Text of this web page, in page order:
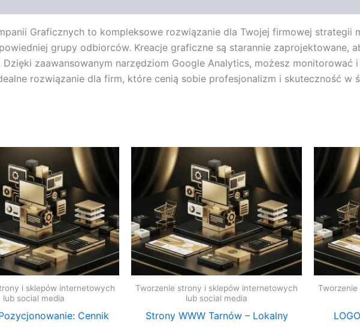
Graficznych to kompleksowe rozwiązanie dla Twojej firmowej strategii
grupy odbiorców. Kreacje graficzne są starannie zaprojektowane,
zaawansowanym narzędziom Google Analytics, możesz monitorować
rozwiązanie dla firm, które cenią sobie profesjonalizm i skuteczność w
i sklepów internetowych
lub social media
Cennik
Tworzenie strony i sklepów internetowych
lub social media
Strony WWW Tarnów – Lokalny